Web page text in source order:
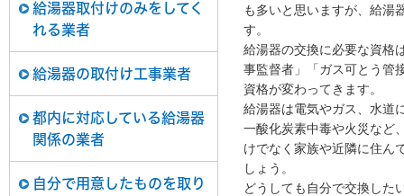
給湯器取付けのみをしてく
れる業者
給湯器の取付け工事業者
都内に対応している給湯器
関係の業者
自分で用意したものを取り
も多いと思いますが、給湯
す。
給湯器の交換に必要な資格
事監督者」「ガス可とう管
資格が変わってきます。
給湯器は電気やガス、水道
一酸化炭素中毒や火災など
けでなく家族や近隣に住ん
しょう。
どうしても自分で交換した